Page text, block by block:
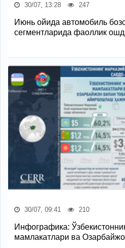
30/07, 13:28 247
Июнь ойида автомобиль
сегментларида фаоллик
30/07, 09:41 210
Инфографика:
мамлакатлари ва